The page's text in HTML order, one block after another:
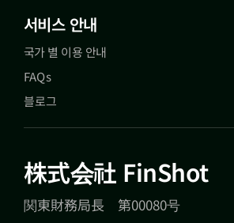
서비스 안내
국가 별 이용 안내
FAQs
블로그
株式会社 FinShot
関東財務局長 第00080号